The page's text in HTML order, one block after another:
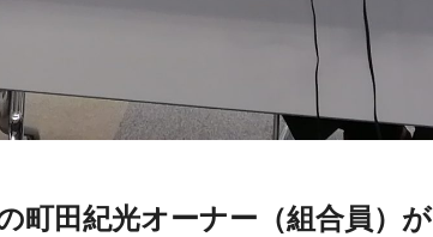
町田紀光オーナー（組合員）が